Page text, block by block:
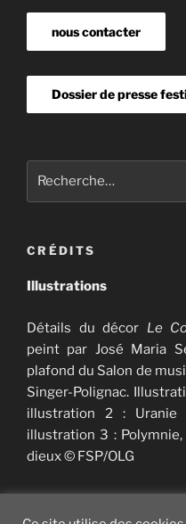
nous contacter
Dossier de presse
CRÉDITS
Illustrations
Détails du décor Le
peint par José Maria
plafond du Salon de
Singer-Polignac.
illustration 2 :
illustration 3 :
dieux © FSP/OLG